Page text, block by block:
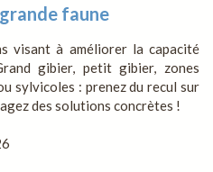
faune
visant à améliorer la capacité
gibier, petit gibier, zones
sylvicoles : prenez du recul sur
des solutions concrètes !